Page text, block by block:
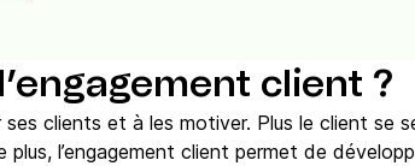
client ?
clients et à les motiver. Plus le client se
l’engagement client permet de